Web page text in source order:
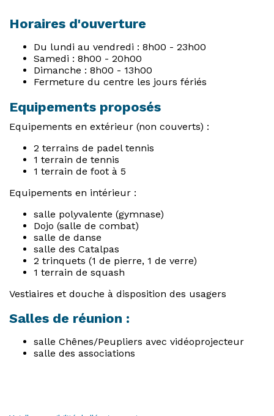
Horaires d'ouverture
Du lundi au vendredi : 8h00 - 23h00
Samedi : 8h00 - 20h00
Dimanche : 8h00 - 13h00
Fermeture du centre les jours fériés
Equipements proposés
Equipements en extérieur (non couverts) :
2 terrains de padel tennis
1 terrain de tennis
1 terrain de foot à 5
Equipements en intérieur :
salle polyvalente (gymnase)
Dojo (salle de combat)
salle de danse
salle des Catalpas
2 trinquets (1 de pierre, 1 de verre)
1 terrain de squash
Vestiaires et douche à disposition des usagers
Salles de réunion :
salle Chênes/Peupliers avec vidéoprojecteur
salle des associations